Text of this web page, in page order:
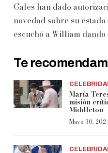
Gales han dado
novedad sobre su
escuchó a William
Te
María
misión
Middleton
Mayo 30,